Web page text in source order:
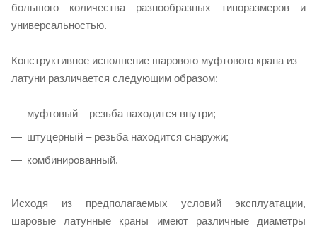
большого количества разнообразных типоразмеров и
универсальностью.
Конструктивное исполнение шарового муфтового крана из
латуни различается следующим образом:
муфтовый – резьба находится внутри;
штуцерный – резьба находится снаружи;
комбинированный.
Исходя из предполагаемых условий эксплуатации,
шаровые латунные краны имеют различные диаметры